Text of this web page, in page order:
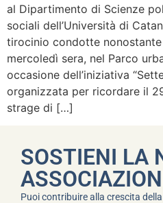
al Dipartimento di Scienze
sociali dell’Università di
tirocinio condotte
mercoledì sera, nel Parco
occasione dell’iniziativa
organizzata per ricordare il
strage di […]
SOSTIENI LA
Puoi contribuire alla crescita